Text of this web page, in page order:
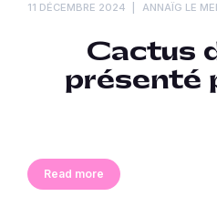
11 DÉCEMBRE 2024 ANNAÏG LE
Cactus
présenté
Read more